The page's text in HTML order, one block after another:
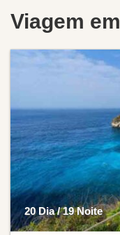
Viagem em
20 Dia / 19 Noite